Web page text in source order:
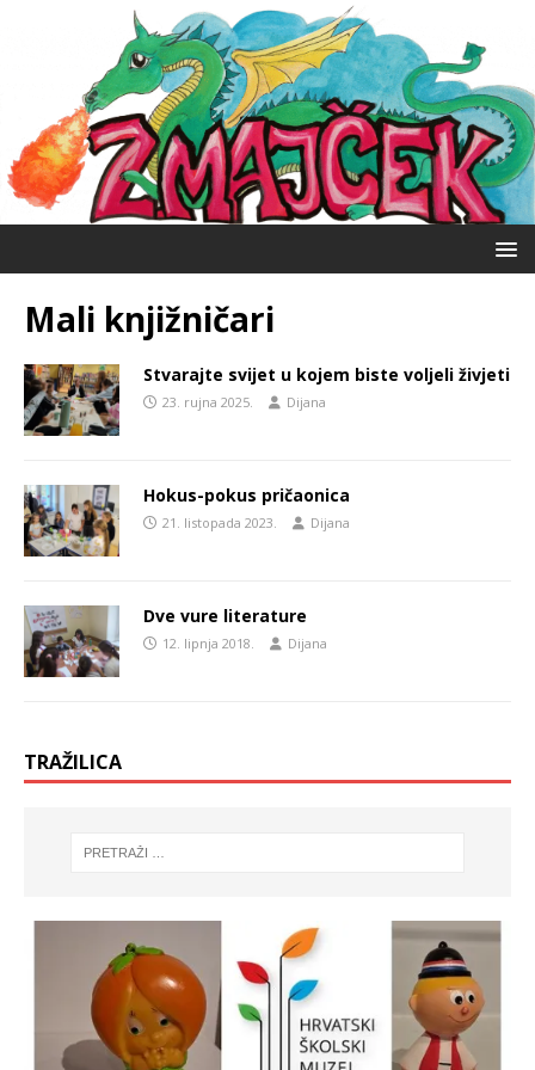
Mali knjižničari
Stvarajte svijet u kojem biste voljeli živjeti
23. rujna 2025. Dijana
Hokus-pokus pričaonica
21. listopada 2023. Dijana
Dve vure literature
12. lipnja 2018. Dijana
TRAŽILICA